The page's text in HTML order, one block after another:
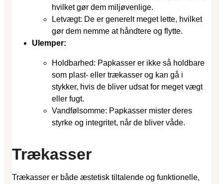
hvilket gør dem miljøvenlige.
Letvægt: De er generelt meget lette, hvilket
gør dem nemme at håndtere og flytte.
Ulemper:
Holdbarhed: Papkasser er ikke så holdbare
som plast- eller trækasser og kan gå i
stykker, hvis de bliver udsat for meget vægt
eller fugt.
Vandfølsomme: Papkasser mister deres
styrke og integritet, når de bliver våde.
Trækasser
Trækasser er både æstetisk tiltalende og funktionelle,